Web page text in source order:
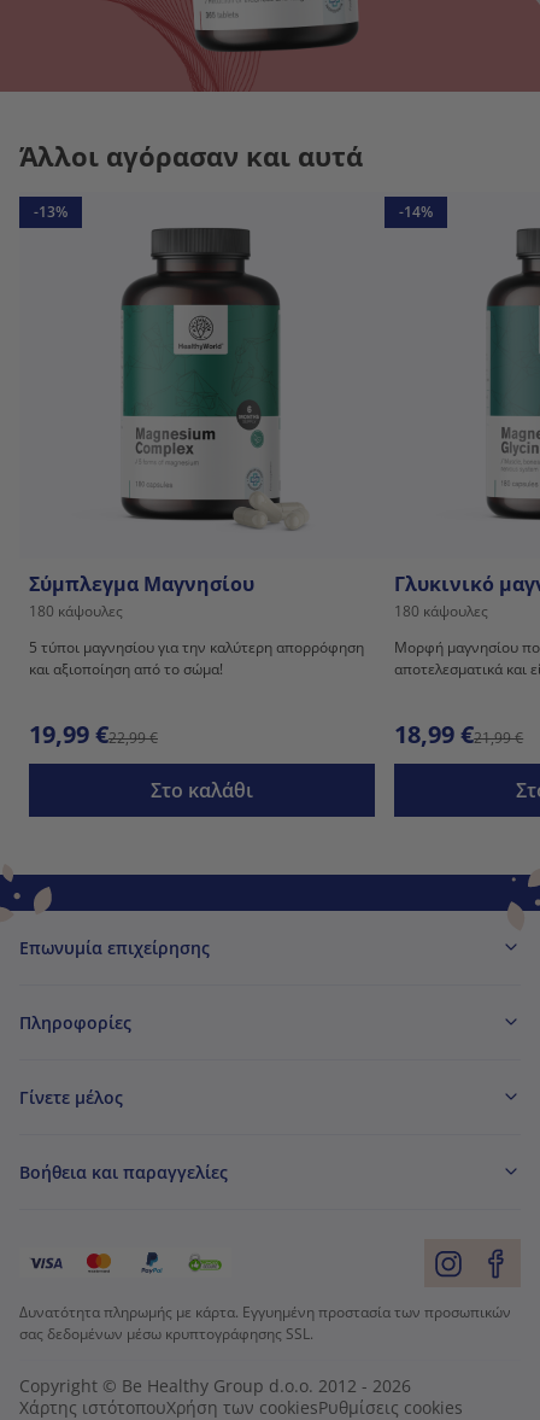
Άλλοι αγόρασαν και αυτά
-13%
Σύμπλεγμα Μαγνησίου
180 κάψουλες
5 τύποι μαγνησίου για την καλύτερη απορρόφηση
και αξιοποίηση από το σώμα!
19,99 €22,99 €
Στο καλάθι
-14%
Γλυκινικό
180 κάψουλες
Μορφή μαγνησίου
αποτελεσματικά και
18,99 €21,99 €
Επωνυμία επιχείρησης
Πληροφορίες
Γίνετε μέλος
Βοήθεια και παραγγελίες
Δυνατότητα πληρωμής με κάρτα. Εγγυημένη προστασία των προσωπικών
σας δεδομένων μέσω κρυπτογράφησης SSL.
Copyright © Be Healthy Group d.o.o. 2012 - 2026
Χάρτης ιστότοπουΧρήση των cookiesΡυθμίσεις cookies